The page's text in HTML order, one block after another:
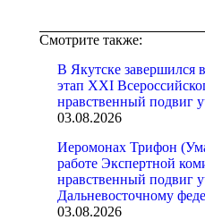
Смотрите также:
В Якутске завершился
этап XXI
нравственный подвиг
03.08.2026
Иеромонах Трифон
работе Экспертной
нравственный подвиг
Дальневосточному
03.08.2026